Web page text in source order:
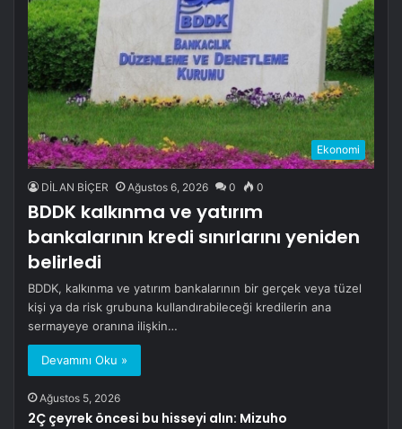
Ekonomi
DİLAN BİÇER Ağustos 6, 2026 0 0
BDDK kalkınma ve yatırım
bankalarının kredi sınırlarını yeniden
belirledi
BDDK, kalkınma ve yatırım bankalarının bir gerçek veya tüzel
kişi ya da risk grubuna kullandırabileceği kredilerin ana
sermayeye oranına ilişkin…
Devamını Oku »
Ağustos 5, 2026
2Ç çeyrek öncesi bu hisseyi alın: Mizuho